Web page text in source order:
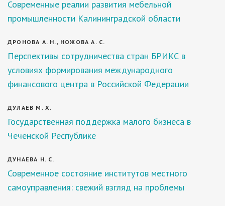
Современные реалии развития мебельной
промышленности Калининградской области
ДРОНОВА А. Н., НОЖОВА А. С.
Перспективы сотрудничества стран БРИКС в
условиях формирования международного
финансового центра в Российской Федерации
ДУЛАЕВ М. Х.
Государственная поддержка малого бизнеса в
Чеченской Республике
ДУНАЕВА Н. С.
Современное состояние институтов местного
самоуправления: свежий взгляд на проблемы